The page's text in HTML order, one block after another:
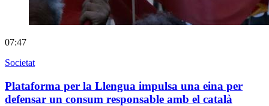
07:47
Societat
Plataforma per la Llengua impulsa una eina per
defensar un consum responsable amb el català